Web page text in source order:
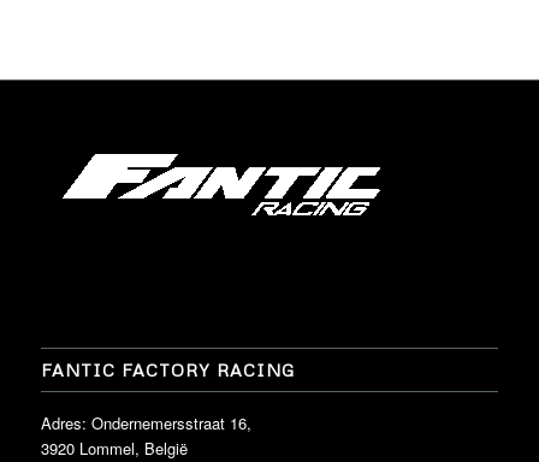
FANTIC FACTORY RACING
Adres: Ondernemersstraat 16,
3920 Lommel, België